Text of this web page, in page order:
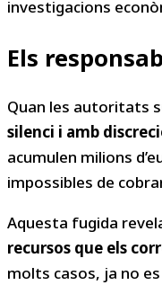
investigacions
Els
Quan les autoritats
silenci i amb
acumulen milions
impossibles de
Aquesta fugida
recursos que els
molts casos, ja no